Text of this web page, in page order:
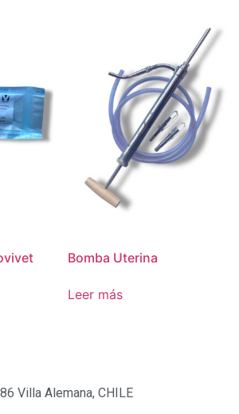
Bomba Uterina
Leer más
Villa Alemana, CHILE